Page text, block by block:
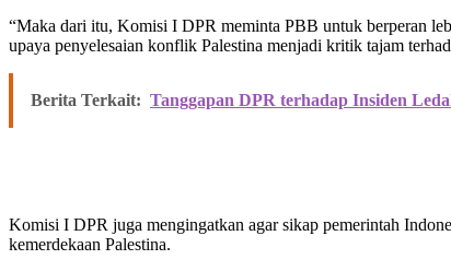
“Maka dari itu, Komisi I DPR meminta PBB untuk berperan
upaya penyelesaian konflik Palestina menjadi kritik tajam
Berita Terkait: Tanggapan DPR terhadap Insiden
Komisi I DPR juga mengingatkan agar sikap pemerintah
kemerdekaan Palestina.